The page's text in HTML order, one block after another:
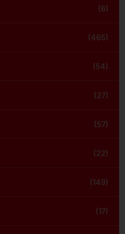
(6)
(465)
(54)
(27)
(57)
(22)
(149)
(17)